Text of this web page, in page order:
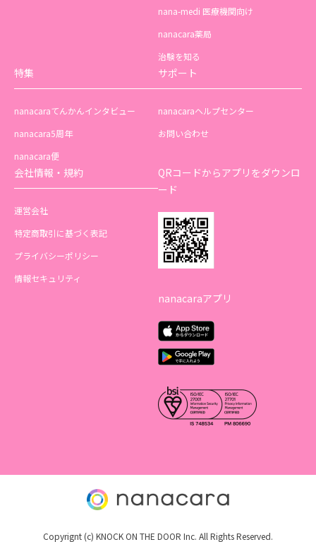
nana-medi 医療機関向け
nanacara薬局
治験を知る
特集
nanacaraてんかんインタビュー
nanacara5周年
nanacara便
サポート
nanacaraヘルプセンター
お問い合わせ
会社情報・規約
運営会社
特定商取引に基づく表記
プライバシーポリシー
情報セキュリティ
QRコードからアプリをダウンロ
ード
nanacaraアプリ
Copyrignt (c) KNOCK ON THE DOOR Inc. All Rights Reserved.